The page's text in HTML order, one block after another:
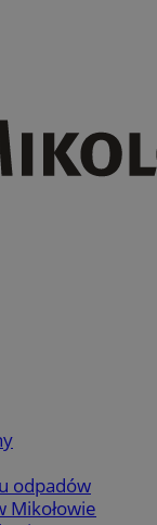
odpadów
Mikołowie